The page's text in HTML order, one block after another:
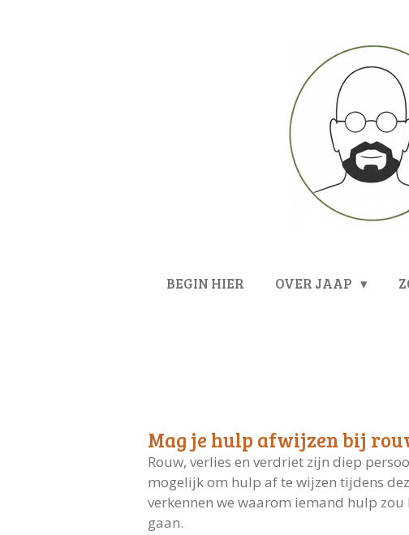
BEGIN HIER OVER JAAP
Mag je hulp afwijzen bij
Rouw, verlies en verdriet zijn diep
mogelijk om hulp af te wijzen tijdens
verkennen we waarom iemand hulp
gaan.